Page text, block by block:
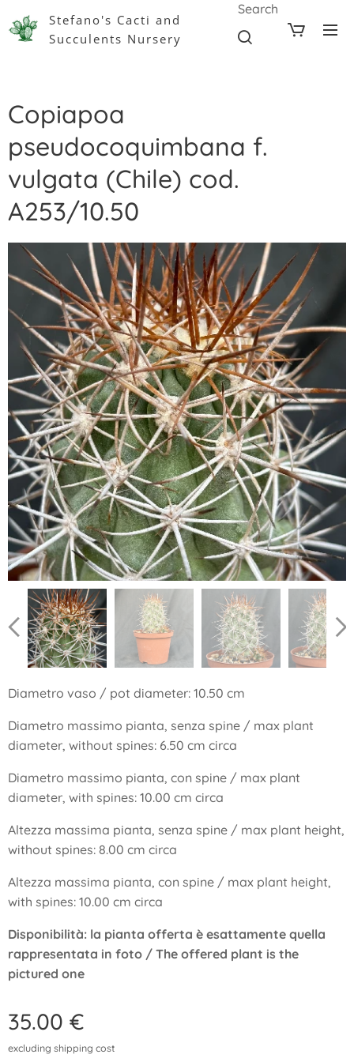
Stefano's Cacti and
Succulents Nursery
Search
Copiapoa
pseudocoquimbana f.
vulgata (Chile) cod.
A253/10.50
Diametro vaso / pot diameter: 10.50 cm
Diametro massimo pianta, senza spine / max plant
diameter, without spines: 6.50 cm circa
Diametro massimo pianta, con spine / max plant
diameter, with spines: 10.00 cm circa
Altezza massima pianta, senza spine / max plant height,
without spines: 8.00 cm circa
Altezza massima pianta, con spine / max plant height,
with spines: 10.00 cm circa
Disponibilità: la pianta offerta è esattamente quella
rappresentata in foto / The offered plant is the
pictured one
35.00 €
excluding shipping cost